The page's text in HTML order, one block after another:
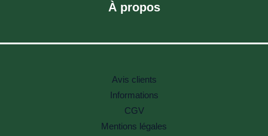
À propos
Avis clients
Informations
CGV
Mentions légales